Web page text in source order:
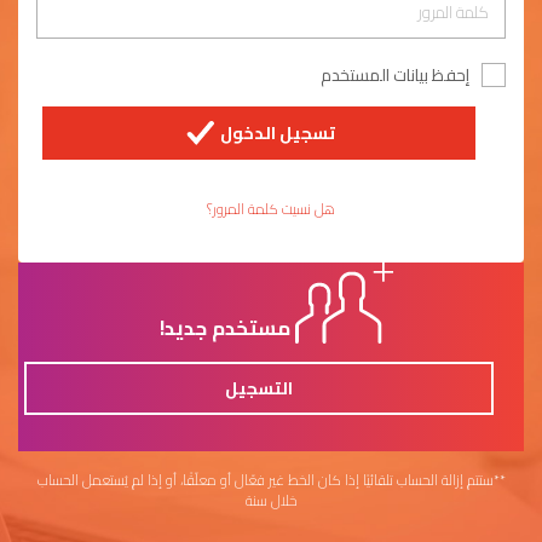
إحفظ بيانات المستخدم
تسجيل الدخول
هل نسيت كلمة المرور؟
مستخدم جديد!
التسجيل
**ستتم إزالة الحساب تلقائيًا إذا كان الخط غير فعّال أو معلّقًا، أو إذا لم يُستعمل الحساب
خلال سنة